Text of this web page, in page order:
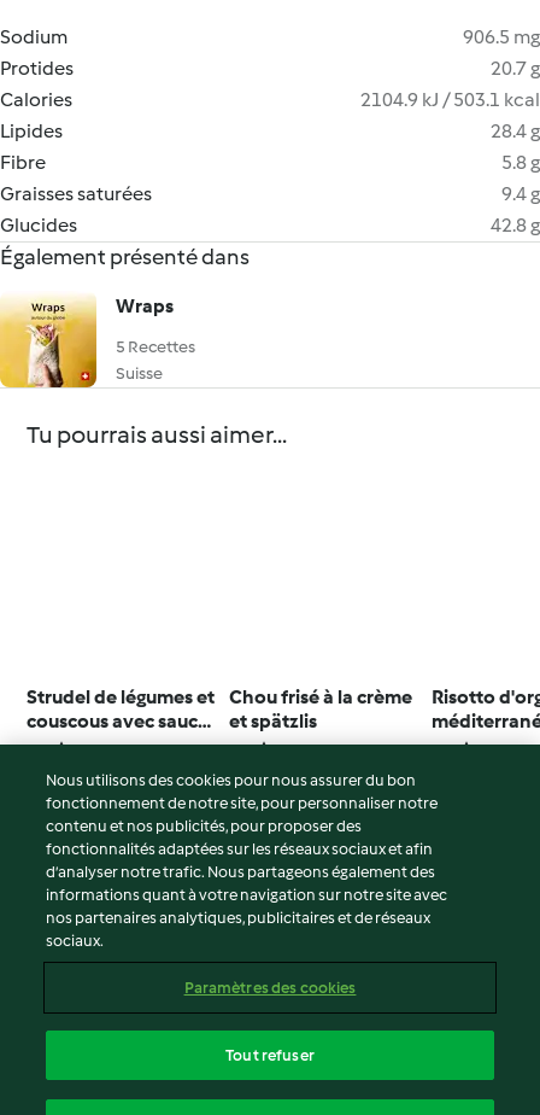
Sodium
906.5 mg
Protides
20.7 g
Calories
2104.9 kJ / 503.1 kcal
Lipides
28.4 g
Fibre
5.8 g
Graisses saturées
9.4 g
Glucides
42.8 g
Également présenté dans
Wraps
5 Recettes
Suisse
Tu pourrais aussi aimer...
Strudel de légumes et
couscous avec sauce
au jogourt
4.6 (7)
Chou frisé à la crème
et spätzlis
4.0 (7)
Risotto
3.3 (15)
© Copyright 2026
Conditions d'utilisation
Politique de confidentialité
Mentions légales
Contenu du rapport
Nous utilisons des cookies pour nous assurer du bon
fonctionnement de notre site, pour personnaliser notre
contenu et nos publicités, pour proposer des
fonctionnalités adaptées sur les réseaux sociaux et afin
d’analyser notre trafic. Nous partageons également des
informations quant à votre navigation sur notre site avec
nos partenaires analytiques, publicitaires et de réseaux
sociaux.
Paramètres des cookies
Tout refuser